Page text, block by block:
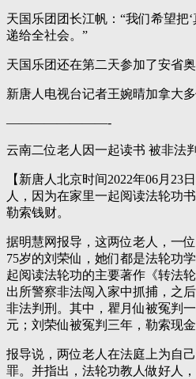
天国乐团团长江帆：“我们希望把
递给全社会。”
天国乐团还在第二天参加了安省
新唐人电视台记者王婉晴加拿大
————————-
云南二位老人因一起读书 被非法
【新唐人北京时间2022年06月23
人，因为在家里一起阅读法轮功
勒索钱财。
据明慧网报导，这两位老人，一
75岁的刘荣仙，她们都是法轮功
起阅读法轮功的主要著作《转法
出所警察非法闯入家中抓捕，之
非法判刑。其中，瞿月仙被冤判
元；刘荣仙被冤判三年，勒索现金
报导说，两位老人在法庭上为自
罪。并指出，法轮功教人做好人